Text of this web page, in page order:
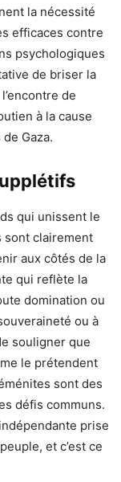
la nécessité
efficaces contre
psychologiques
de briser la
de
à la cause
Gaza.
qui unissent le
sont clairement
aux côtés de la
qui reflète la
domination ou
ou à
souligner que
le prétendent
sont des
défis communs.
prise
et c’est ce